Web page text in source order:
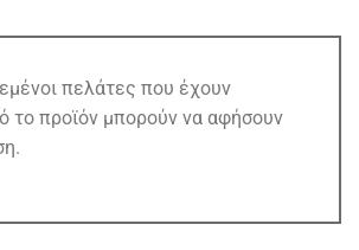
πελάτες που έχουν
το προϊόν μπορούν να αφήσουν